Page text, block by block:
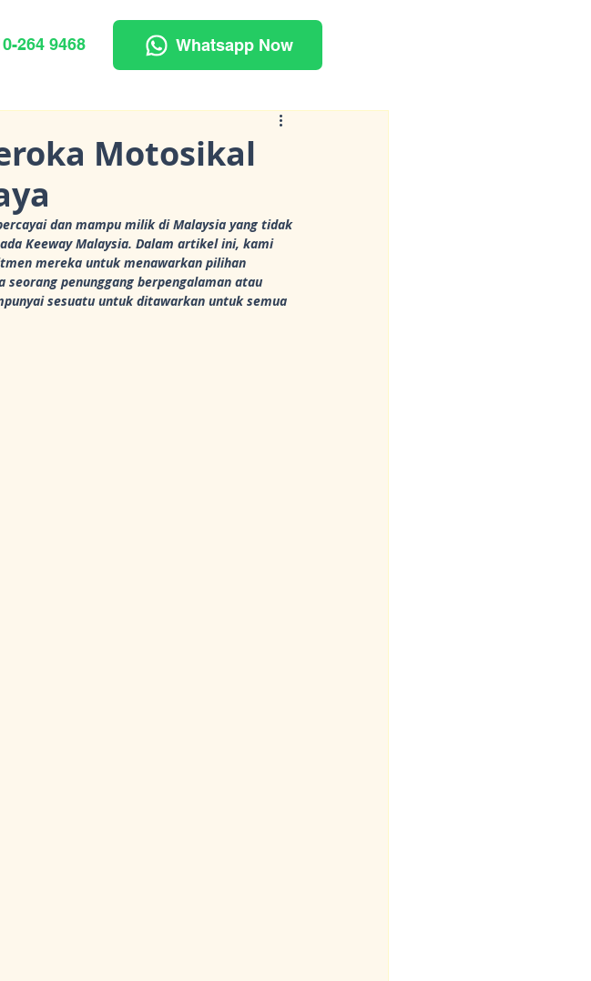
264 9468 Whatsapp Now
Motosikal
dan mampu milik di Malaysia yang tidak
Keeway Malaysia. Dalam artikel ini, kami
mereka untuk menawarkan pilihan
seorang penunggang berpengalaman atau
sesuatu untuk ditawarkan untuk semua